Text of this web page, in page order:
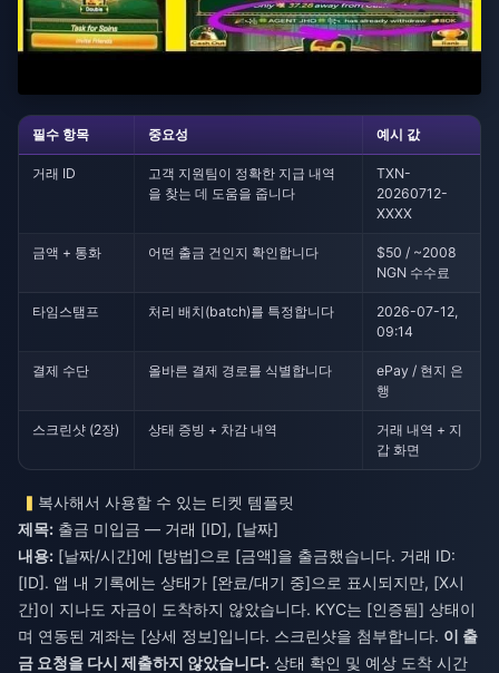
필수 항목 중요성 예시 값
거래 ID
고객 지원팀이 정확한 지급 내역
을 찾는 데 도움을 줍니다
TXN-
20260712-
XXXX
금액 + 통화 어떤 출금 건인지 확인합니다
$50 / ~2008
NGN 수수료
타임스탬프 처리 배치(batch)를 특정합니다
2026-07-12,
09:14
결제 수단 올바른 결제 경로를 식별합니다
ePay / 현지 은
행
스크린샷 (2장) 상태 증빙 + 차감 내역
거래 내역 + 지
갑 화면
복사해서 사용할 수 있는 티켓 템플릿
제목:
내용: [날짜/시간]에 [방법]으로 [금액]을 출금했습니다. 거래 ID:
[ID]. 앱 내 기록에는 상태가 [완료/대기 중]으로 표시되지만, [X시
간]이 지나도 자금이 도착하지 않았습니다. KYC는 [인증됨] 상태이
며 연동된 계좌는 [상세 정보]입니다. 스크린샷을 첨부합니다. 이 출
금 요청을 다시 제출하지 않았습니다. 상태 확인 및 예상 도착 시간